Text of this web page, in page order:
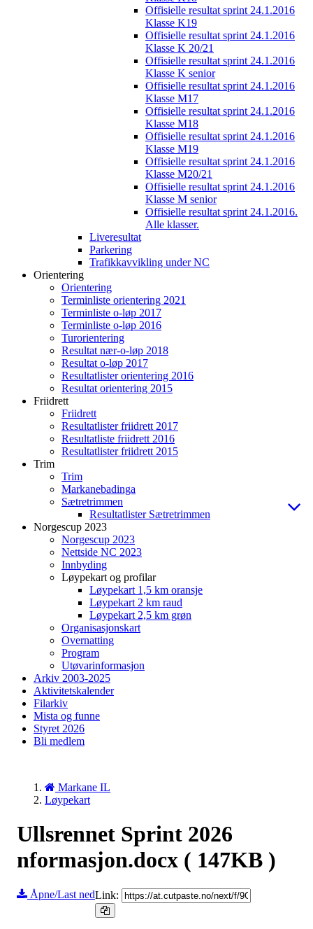
Offisielle resultat sprint 24.1.2016
Klasse K19
Offisielle resultat sprint 24.1.2016
Klasse K 20/21
Offisielle resultat sprint 24.1.2016
Klasse K senior
Offisielle resultat sprint 24.1.2016
Klasse M17
Offisielle resultat sprint 24.1.2016
Klasse M18
Offisielle resultat sprint 24.1.2016
Klasse M19
Offisielle resultat sprint 24.1.2016
Klasse M20/21
Offisielle resultat sprint 24.1.2016
Klasse M senior
Offisielle resultat sprint 24.1.2016.
Alle klasser.
Liveresultat
Parkering
Trafikkavvikling under NC
Orientering
Orientering
Terminliste orientering 2021
Terminliste o-løp 2017
Terminliste o-løp 2016
Turorientering
Resultat nær-o-løp 2018
Resultat o-løp 2017
Resultatlister orientering 2016
Resultat orientering 2015
Friidrett
Friidrett
Resultatlister friidrett 2017
Resultatliste friidrett 2016
Resultatlister friidrett 2015
Trim
Trim
Markanebadinga
Sætretrimmen
Resultatlister Sætretrimmen
Norgescup 2023
Norgescup 2023
Nettside NC 2023
Innbyding
Løypekart og profilar
Løypekart 1,5 km oransje
Løypekart 2 km raud
Løypekart 2,5 km grøn
Organisasjonskart
Overnatting
Program
Utøvarinformasjon
Arkiv 2003-2025
Aktivitetskalender
Filarkiv
Mista og funne
Styret 2026
Bli medlem
Markane IL
Løypekart
Ullsrennet Sprint 2026
nformasjon.docx ( 147KB )
Åpne/Last nedLink: